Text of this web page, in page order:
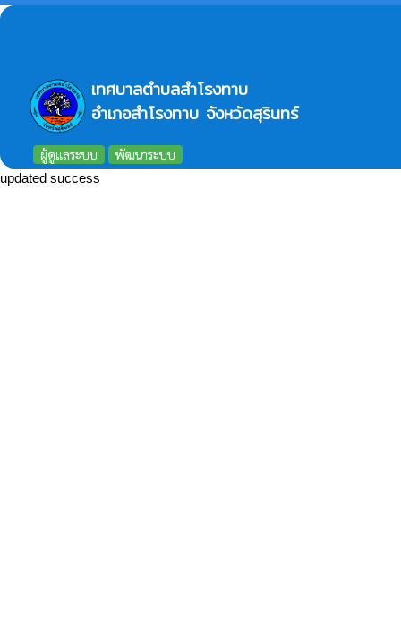
เทศบาลตำบลสำโรงทาบ
อำเภอสำโรงทาบ จังหวัดสุรินทร์
ผู้ดูแลระบบ พัฒนาระบบ
updated success